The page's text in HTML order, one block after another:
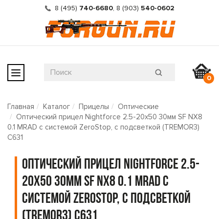
8 (495) 740-6680, 8 (903) 540-0602
0
Главная Каталог Прицелы
Оптические
Оптический прицел Nightforce 2.5-20x50 30мм SF NX8
0.1 MRAD с системой ZeroStop, с подсветкой (TREMOR3)
C631
Оптический прицел Nightforce 2.5-
20x50 30мм SF NX8 0.1 MRAD с
системой ZeroStop, с подсветкой